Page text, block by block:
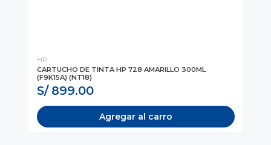
HP
CARTUCHO DE TINTA HP 728 AMARILLO 300ML
(F9K15A) (NT18)
S/ 899.00
Agregar al carro